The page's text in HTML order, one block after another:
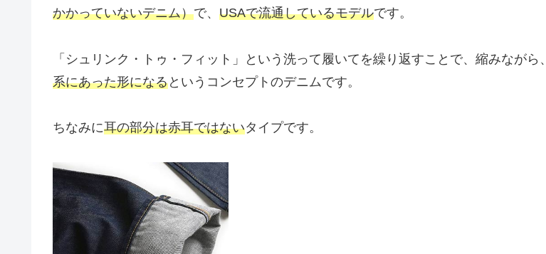
かかっていないデニム）で、 USAで流通しているモデルです。
「シュリンク・トゥ・フィット」という洗って履いてを繰り返すことで、縮みながら、
系にあった形になるというコンセプトのデニムです。
ちなみに耳の部分は赤耳ではないタイプです。